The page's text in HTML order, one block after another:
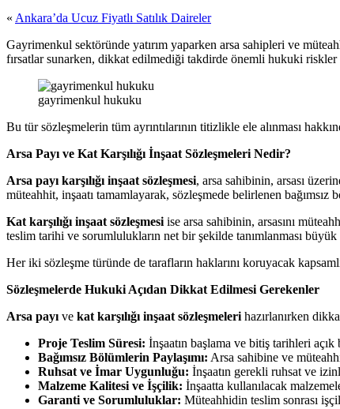
« Ankara’da Ucuz Fiyatlı Satılık Daireler
Gayrimenkul sektöründe yatırım yaparken arsa sahipleri ve
fırsatlar sunarken, dikkat edilmediği takdirde önemli hukuki riskler
gayrimenkul hukuku
Bu tür sözleşmelerin tüm ayrıntılarının titizlikle ele alınması
Arsa Payı ve Kat Karşılığı İnşaat Sözleşmeleri Nedir?
Arsa payı karşılığı inşaat sözleşmesi, arsa sahibinin, arsası
müteahhit, inşaatı tamamlayarak, sözleşmede belirlenen bağımsız
Kat karşılığı inşaat sözleşmesi ise arsa sahibinin, arsasını
teslim tarihi ve sorumlulukların net bir şekilde tanımlanması büyük
Her iki sözleşme türünde de tarafların haklarını koruyacak
Sözleşmelerde Hukuki Açıdan Dikkat Edilmesi Gerekenler
Arsa payı ve kat karşılığı inşaat sözleşmeleri hazırlanırken
Proje Teslim Süresi: İnşaatın başlama ve bitiş tarihleri
Bağımsız Bölümlerin Paylaşımı: Arsa sahibine ve
Ruhsat ve İmar Uygunluğu: İnşaatın gerekli ruhsat ve
Malzeme Kalitesi ve İşçilik: İnşaatta kullanılacak
Garanti ve Sorumluluklar: Müteahhidin teslim sonrası